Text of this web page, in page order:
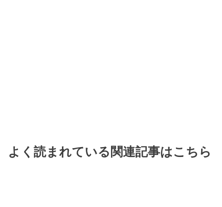
よく読まれている関連記事はこちら